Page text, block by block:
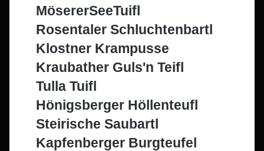
MösererSeeTuifl
Rosentaler Schluchtenbartl
Klostner Krampusse
Kraubather Guls'n Teifl
Tulla Tuifl
Hönigsberger Höllenteufl
Steirische Saubartl
Kapfenberger Burgteufel